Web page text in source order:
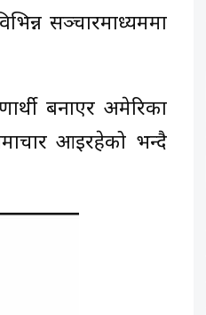
सञ्चारमाध्यममा
बनाएर अमेरिका
आइरहेको भन्दै